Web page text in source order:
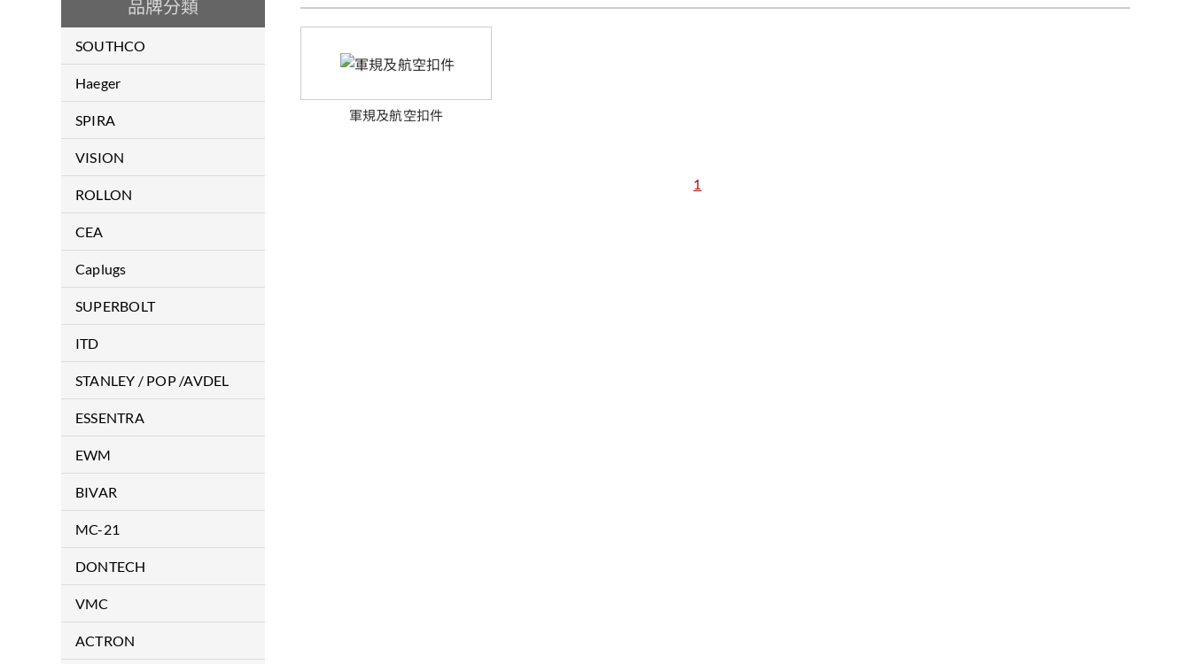
品牌分類
SOUTHCO
門鎖類
鉸鏈
顯示螢幕支臂
伺服器水冷散熱機構件解決方
案
Haeger
Haeger
SPIRA
EMI Gaskets & Shielding
Products
VISION
雷射焊接機
ROLLON
導軌
CEA
ARC WELDING
RESISTANCE WELDING
Caplugs
保護蓋/保護塞
SUPERBOLT
超級螺母
ITD
德國品牌醫療推車
STANLEY / POP /AVDEL
拉釘
安裝工具
ESSENTRA
RICHCO / MOSS
EWM
焊接機
BIVAR
導光線材
LED燈座組裝配件
各式SMD-LED
MC-21
複合材料
DONTECH
Optical Substrates &
Laminations
VMC
防震產品
ACTRON
軍規及航空扣件
1